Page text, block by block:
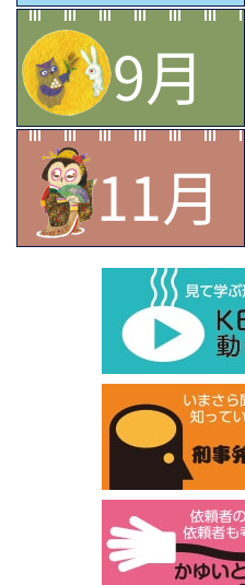
9月
11月